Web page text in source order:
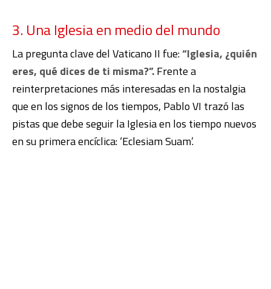
3. Una Iglesia en medio del mundo
La pregunta clave del Vaticano II fue:“Iglesia, ¿quién
eres, qué dices de ti misma?”.Frente a
reinterpretaciones más interesadas en la nostalgia
que en los signos de los tiempos, Pablo VI trazó las
pistas que debe seguir la Iglesia en los tiempo nuevos
en su primera encíclica: ‘Eclesiam Suam’.